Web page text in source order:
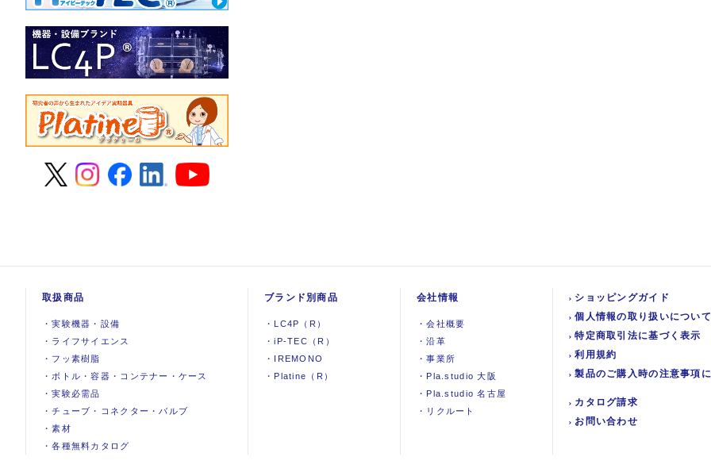
取扱商品
・実験機器 ・ 設備
・ ライフサイエンス
・ フッ素樹脂
・ ボトル・容器・コンテナー・ケース
・実験必需品
・チューブ・コネクター・バルブ
・素材
・各種無料カタログ
ブランド別商品
・ LC4P（R）
・iP-TEC（R）
・ IREMONO
・ Platine（R）
会社情報
・会社概要
・沿革
・事業所
・ Pla.studio 大阪
・ Pla.studio 名古屋
・ リクルート
ショッピングガイド
個人情報の取り扱いについて
特定商取引法に基づく表示
利用規約
製品のご購入時の注意事項
カタログ請求
お問い合わせ